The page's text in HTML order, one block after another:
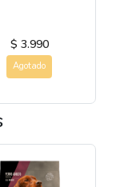
$ 3.990
Agotado